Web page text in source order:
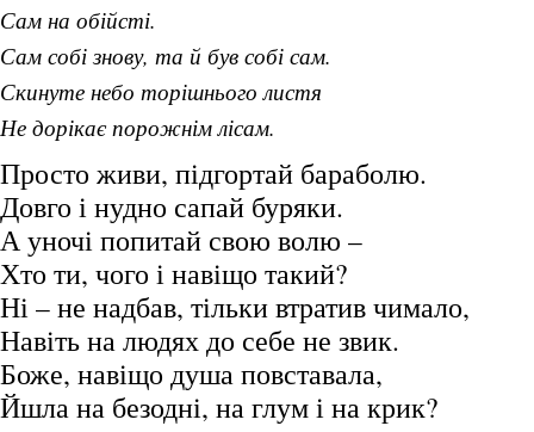
Сам на обійсті.
Сам собі знову, та й був собі сам.
Скинуте небо торішнього листя
Не дорікає порожнім лісам.
Просто живи, підгортай бараболю.
Довго і нудно сапай буряки.
А уночі попитай свою волю –
Хто ти, чого і навіщо такий?
Ні – не надбав, тільки втратив чимало,
Навіть на людях до себе не звик.
Боже, навіщо душа повставала,
Йшла на безодні, на глум і на крик?